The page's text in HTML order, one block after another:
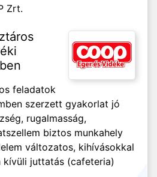
Zrt.
feladatok
szerzett gyakorlat jó
rugalmasság,
biztos munkahely
változatos, kihívásokkal
kívüli juttatás (cafeteria)